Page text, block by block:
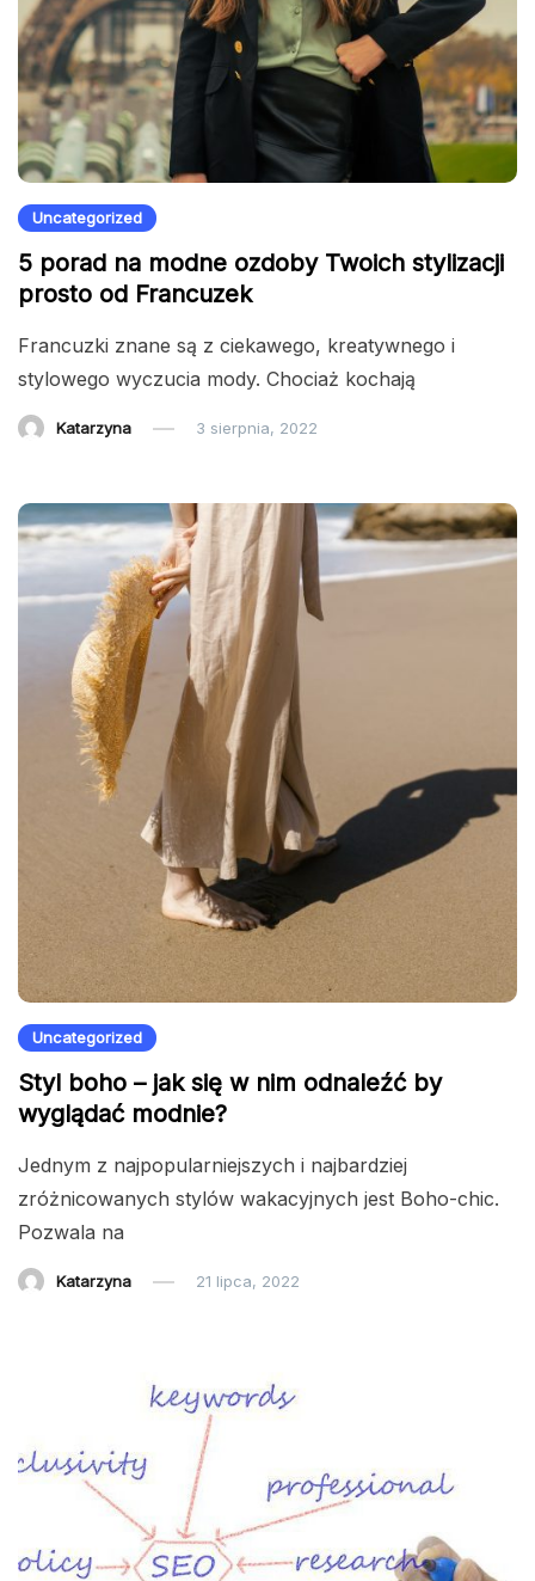
Uncategorized
5 porad na modne ozdoby Twoich stylizacji
prosto od Francuzek
Francuzki znane są z ciekawego, kreatywnego i
stylowego wyczucia mody. Chociaż kochają
Katarzyna 3 sierpnia, 2022
Uncategorized
Styl boho – jak się w nim odnaleźć by
wyglądać modnie?
Jednym z najpopularniejszych i najbardziej
zróżnicowanych stylów wakacyjnych jest Boho-chic.
Pozwala na
Katarzyna 21 lipca, 2022